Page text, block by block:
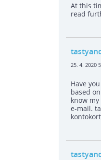
At this
read
25. 4. 2020
Have
based
know
e-mail.
kontokort